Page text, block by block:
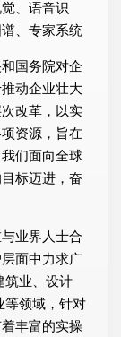
、语音识
、专家系统
国务院对企
动企业壮大
改革，以实
资源，旨在
们面向全球
标迈进，奋
业界人士合
面中力求广
筑业、设计
等领域，针对
丰富的实操